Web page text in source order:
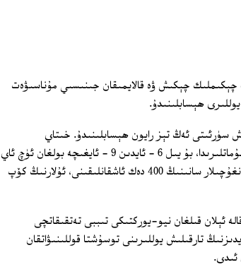
چېكىملىك چېكىش ۋە قالايمىقان جىنىسىي مۇناسىۋەت
ھېسابلىنىدۇ.
سۈرئىتى ئەڭ تېز رايون ھېسابلىنىدۇ. خىتاي
ھۆكۈمىتى تېخى بۇ ئاينىڭ باشلىرى ئېلان قىلغان مەلۇماتلىرىدا، بۇ يىل 6 - ئايدىن 9 - ئايغىچە بولغان ئۈچ ئاي
ئىچىدىلا مەلۇم بولغان ئەيدىز ۋىرۇسى بىلەن يۇقۇملانغۇچىلار سانىنىڭ 400 دەك ئاشقانلىقىنى، ئۇلارنىڭ كۆپ
ئېلان قىلغان نيو-يوركتىكى تىببى تەتقىقاتچى
تارقىلىش يوللىرىنى توسۇشتا قوللىنىۋاتقان
ئىدى.